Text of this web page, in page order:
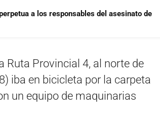
a los responsables del asesinato de
Ruta Provincial 4, al norte de
iba en bicicleta por la carpeta
un equipo de maquinarias